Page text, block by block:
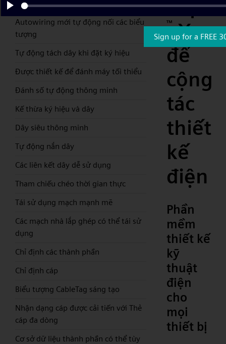
cần kéo và thả đơn giản
Autowiring mới tự động nối các biểu
tượng
Tự động tách dây khi đặt ký hiệu
Được thiết kế để đánh máy tối thiểu
Đánh số tự động thông minh
Kế thừa ký hiệu và dây
Dây siêu thông minh
Tự động nắn dây
Các liên kết dây dễ sử dụng
Tham chiếu chéo thời gian thực
Tái sử dụng mạch mạnh mẽ
Các mạch nhà lắp ghép có thể tái sử
dụng
Chỉ định các thành phần
Chỉ định cáp
Biểu tượng CableTag sáng tạo
Nhận dạng cáp được cải tiến với Thẻ
cáp đa dòng
Cơ sở dữ liệu thành phần có thể tùy
™X
để
cộng
tác
thiết
kế
điện
Phần
mềm
thiết kế
kỹ
thuật
điện
cho
mọi
thiết bị
Play
Sign up for a FREE